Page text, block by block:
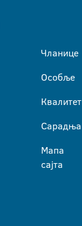
Чланице
Особље
Квалитет
Сарадња
Мапа
сајта